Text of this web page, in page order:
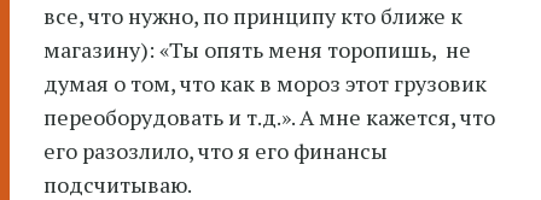
все, что нужно, по принципу кто ближе к
магазину): «Ты опять меня торопишь, не
думая о том, что как в мороз этот грузовик
переоборудовать и т.д.». А мне кажется, что
его разозлило, что я его финансы
подсчитываю.